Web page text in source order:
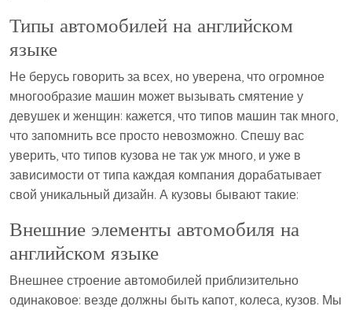
Типы автомобилей на английском
языке
Не берусь говорить за всех, но уверена, что огромное
многообразие машин может вызывать смятение у
девушек и женщин: кажется, что типов машин так много,
что запомнить все просто невозможно. Спешу вас
уверить, что типов кузова не так уж много, и уже в
зависимости от типа каждая компания дорабатывает
свой уникальный дизайн. А кузовы бывают такие:
Внешние элементы автомобиля на
английском языке
Внешнее строение автомобилей приблизительно
одинаковое: везде должны быть капот, колеса, кузов. Мы